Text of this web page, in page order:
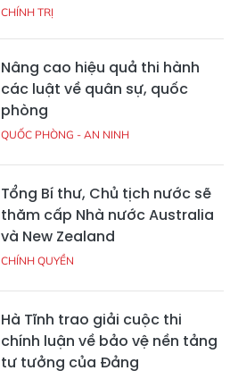
CHÍNH TRỊ
Nâng cao hiệu quả thi hành
các luật về quân sự, quốc
phòng
QUỐC PHÒNG - AN NINH
Tổng Bí thư, Chủ tịch nước sẽ
thăm cấp Nhà nước Australia
và New Zealand
CHÍNH QUYỀN
Hà Tĩnh trao giải cuộc thi
chính luận về bảo vệ nền tảng
tư tưởng của Đảng